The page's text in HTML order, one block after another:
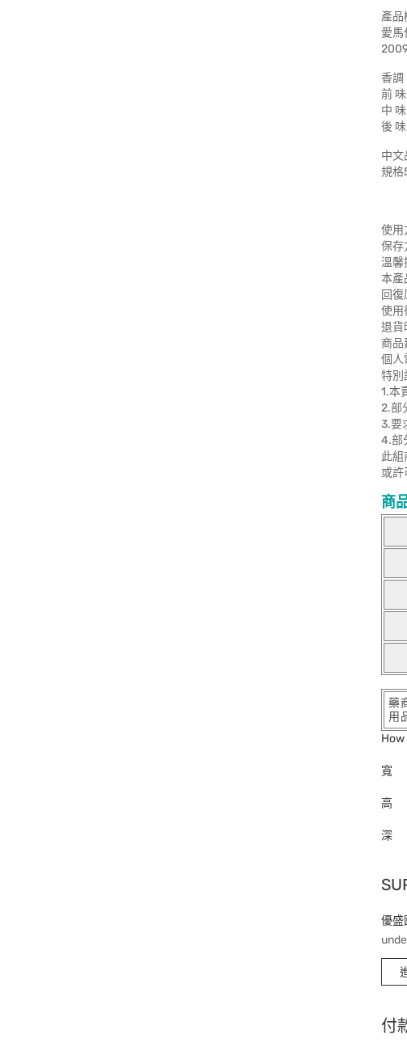
產品
愛馬
香調
前
中
後
中文
規格
使用
保存
溫馨
本產
回復
使用
退貨
商品
個人
特別
1.本
2.部
3.要
4.部
此
或許
商
藥
用
How
寬
高
深
優盛
付